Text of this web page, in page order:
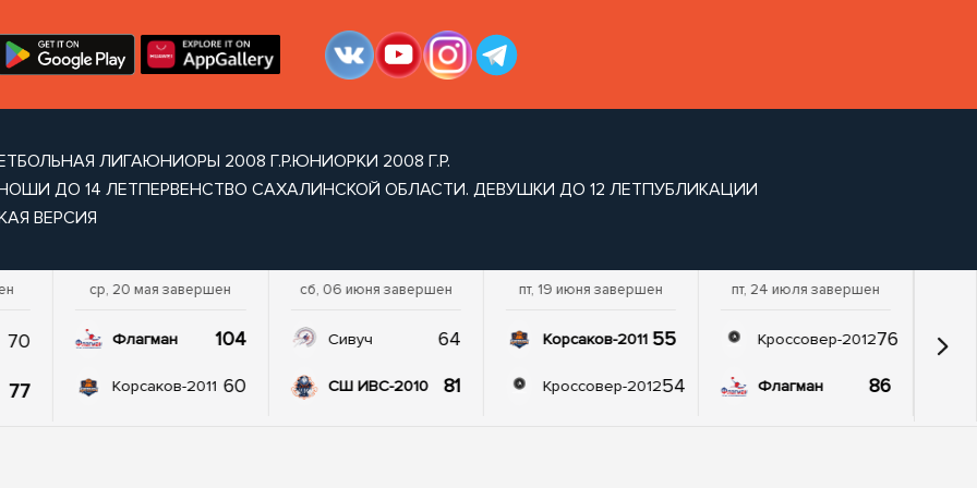
ЛИГАЮНИОРЫ 2008 Г.Р.ЮНИОРКИ 2008 Г.Р.
ДО 14 ЛЕТПЕРВЕНСТВО САХАЛИНСКОЙ ОБЛАСТИ. ДЕВУШКИ ДО 12 ЛЕТПУБЛИКАЦИИ
ВЕРСИЯ
70
77
ср, 20 мая завершен
Флагман 104
Корсаков-2011 60
сб, 06 июня завершен
Сивуч 64
СШ ИВС-2010 81
пт, 19 июня завершен
Корсаков-2011 55
Кроссовер-201254
пт, 24 июля завершен
Кроссовер-201276
Флагман 86